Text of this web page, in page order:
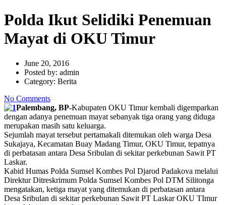
Polda Ikut Selidiki Penemuan
Mayat di OKU Timur
June 20, 2016
Posted by: admin
Category: Berita
No Comments
Palembang, BP-Kabupaten OKU Timur kembali digemparkan
dengan adanya penemuan mayat sebanyak tiga orang yang diduga
merupakan masih satu keluarga.
Sejumlah mayat tersebut pertamakali ditemukan oleh warga Desa
Sukajaya, Kecamatan Buay Madang Timur, OKU Timur, tepatnya
di perbatasan antara Desa Sribulan di sekitar perkebunan Sawit PT
Laskar.
Kabid Humas Polda Sumsel Kombes Pol Djarod Padakova melalui
Direktur Ditreskrimum Polda Sumsel Kombes Pol DTM Silitonga
mengatakan, ketiga mayat yang ditemukan di perbatasan antara
Desa Sribulan di sekitar perkebunan Sawit PT Laskar OKU TImur